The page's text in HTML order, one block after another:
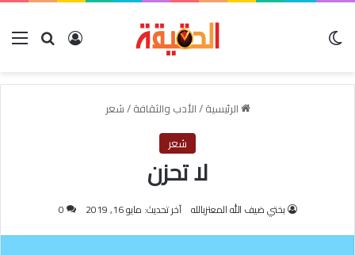
بحث عنتسجيل
الرئيسية/الأدب والثقافة/شعر
شعر
لا تحزن
بختي ضيف الله المعتزبالله آخر تحديث: مايو 16, 2019 0